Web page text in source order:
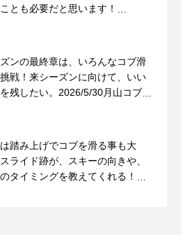
とも必要だと思います！
ンの最終章は、いろんなコブ滑
戦！来シーズンに向けて、いい
残したい。2026/5/30月山コブレ
踏み上げでコブを滑る事も大
ライド跡が、スキーの向きや、
タイミングを教えてくれる！